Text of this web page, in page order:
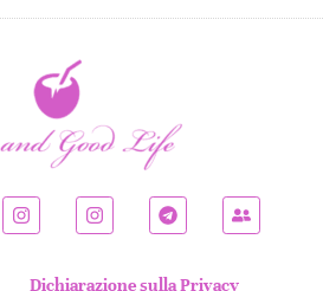
Dichiarazione sulla Privacy